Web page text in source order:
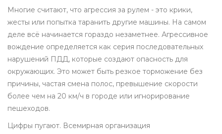
Многие считают, что агрессия за рулем - это крики,
жесты или попытка таранить другие машины. На самом
деле всё начинается гораздо незаметнее. Агрессивное
вождение определяется как серия последовательных
нарушений ПДД, которые создают опасность для
окружающих. Это может быть резкое торможение без
причины, частая смена полос, превышение скорости
более чем на 20 км/ч в городе или игнорирование
пешеходов.
Цифры пугают. Всемирная организация